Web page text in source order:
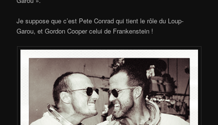
Je suppose que c’est Pete Conrad qui tient le rôle du Loup-
Garou, et Gordon Cooper celui de Frankenstein !